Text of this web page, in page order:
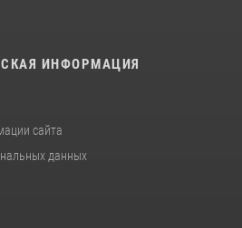
ИНФОРМАЦИЯ
сайта
данных